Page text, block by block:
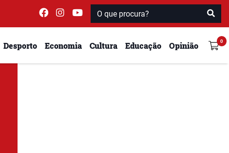
Desporto Economia Cultura Educação Opinião